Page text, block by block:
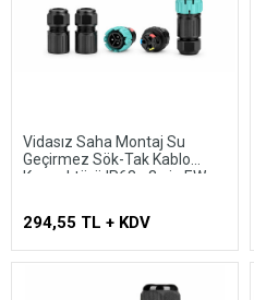
Vidasız Saha Montaj Su
Geçirmez Sök-Tak Kablo
Konnektörü IP68 - 3 pin EW-
294,55 TL + KDV